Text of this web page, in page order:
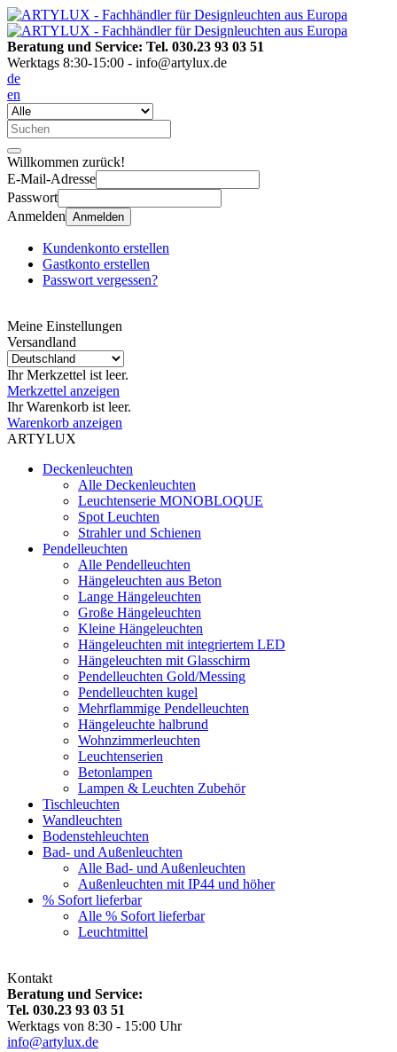
Beratung und Service: Tel. 030.23 93 03 51
Werktags 8:30-15:00 - info@artylux.de
de
en
Willkommen zurück!
E-Mail-Adresse
Passwort
Anmelden Anmelden
Kundenkonto erstellen
Gastkonto erstellen
Passwort vergessen?
Meine Einstellungen
Versandland
Ihr Merkzettel ist leer.
Merkzettel anzeigen
Ihr Warenkorb ist leer.
Warenkorb anzeigen
ARTYLUX
Deckenleuchten
Alle Deckenleuchten
Leuchtenserie MONOBLOQUE
Spot Leuchten
Strahler und Schienen
Pendelleuchten
Alle Pendelleuchten
Hängeleuchten aus Beton
Lange Hängeleuchten
Große Hängeleuchten
Kleine Hängeleuchten
Hängeleuchten mit integriertem LED
Hängeleuchten mit Glasschirm
Pendelleuchten Gold/Messing
Pendelleuchten kugel
Mehrflammige Pendelleuchten
Hängeleuchte halbrund
Wohnzimmerleuchten
Leuchtenserien
Betonlampen
Lampen & Leuchten Zubehör
Tischleuchten
Wandleuchten
Bodenstehleuchten
Bad- und Außenleuchten
Alle Bad- und Außenleuchten
Außenleuchten mit IP44 und höher
% Sofort lieferbar
Alle % Sofort lieferbar
Leuchtmittel
Kontakt
Beratung und Service:
Tel. 030.23 93 03 51
Werktags von 8:30 - 15:00 Uhr
info@artylux.de